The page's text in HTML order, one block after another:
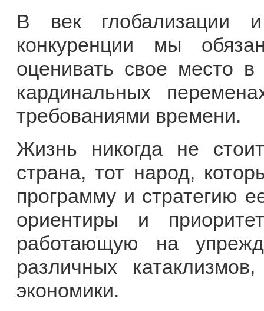
В век глобализации
конкуренции мы
оценивать свое место
кардинальных
требованиями времени.
Жизнь никогда не
страна, тот народ,
программу и стратегию
ориентиры и
работающую на
различных
экономики.